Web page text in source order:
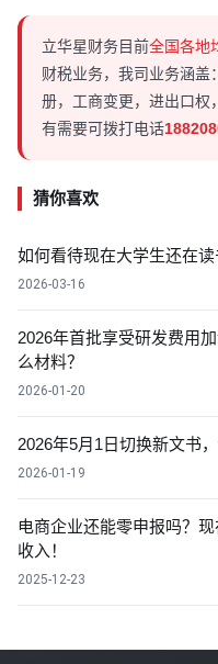
立华星财务目前全国各地
财税业务，我司业务涵盖
册，工商变更，进出口权
有需要可拨打电话
猜你喜欢
如何看待现在大学生还在
2026-03-16
2026年首批享受研发费用
么材料？
2026-01-20
2026年5月1日切换新文书
2026-01-19
电商企业还能零申报吗？
收入！
2025-12-23